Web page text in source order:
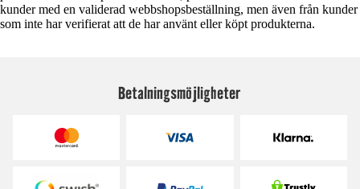
kunder med en validerad webbshopsbeställning, men även från kunder
som inte har verifierat att de har använt eller köpt produkterna.
Betalningsmöjligheter